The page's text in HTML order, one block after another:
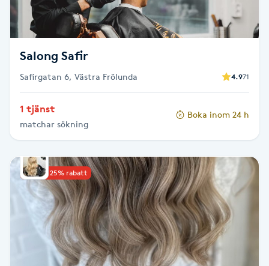
Japansk massage
K
K18
Kemisk peeling
Keratinbehandling
Kinesiologi
Kinesisk medicin
Kiropraktik
Salong Safir
Safirgatan 6, Västra Frölunda 4.971
1 tjänst
matchar sökning
Boka inom 24 h
Upp till 25% rabatt